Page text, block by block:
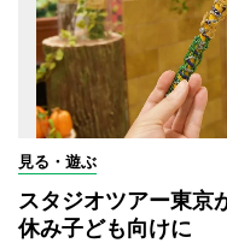
見る・遊ぶ
スタジオツアー東
休み子ども向けに